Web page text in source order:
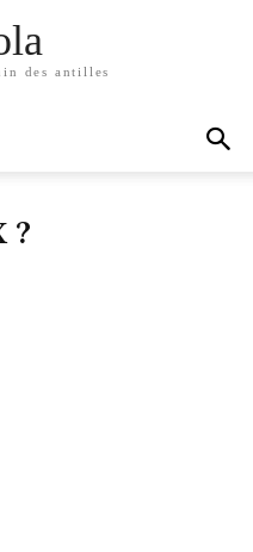
des antilles
?